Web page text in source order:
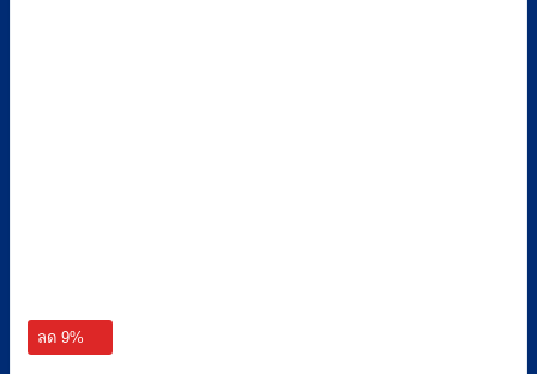
ลด 9%